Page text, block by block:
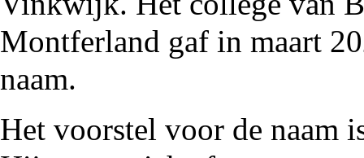
Montferland gaf in maart
naam.
Het voorstel voor de naam